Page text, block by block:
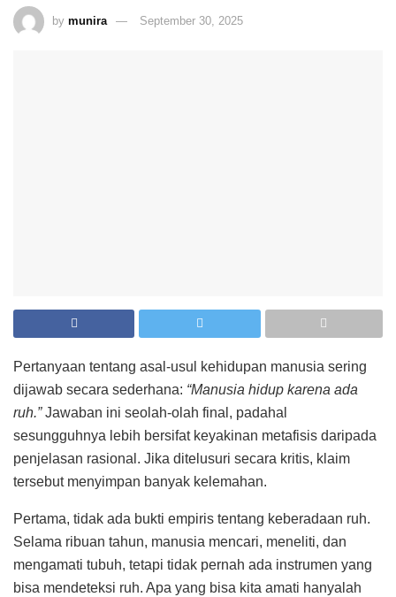
by munira September 30, 2025
Pertanyaan tentang asal-usul kehidupan manusia sering
dijawab secara sederhana: “Manusia hidup karena ada
ruh.”Jawaban ini seolah-olah final, padahal
sesungguhnya lebih bersifat keyakinan metafisis daripada
penjelasan rasional. Jika ditelusuri secara kritis, klaim
tersebut menyimpan banyak kelemahan.
Pertama, tidak ada bukti empiris tentang keberadaan ruh.
Selama ribuan tahun, manusia mencari, meneliti, dan
mengamati tubuh, tetapi tidak pernah ada instrumen yang
bisa mendeteksi ruh. Apa yang bisa kita amati hanyalah